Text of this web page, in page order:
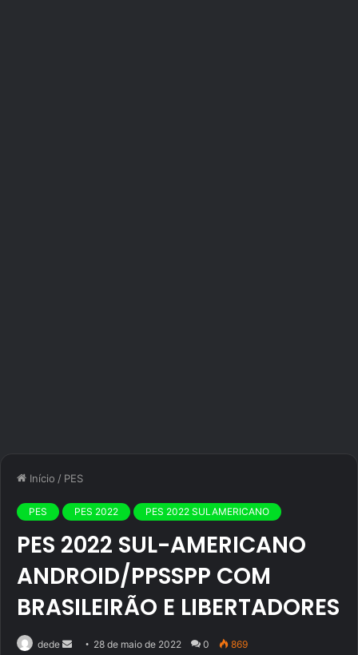
Início / PES
PES PES 2022 PES 2022 SULAMERICANO
PES 2022 SUL-AMERICANO
ANDROID/PPSSPP COM
BRASILEIRÃO E LIBERTADORES
dede
Mande28 de maio de 2022 0 869